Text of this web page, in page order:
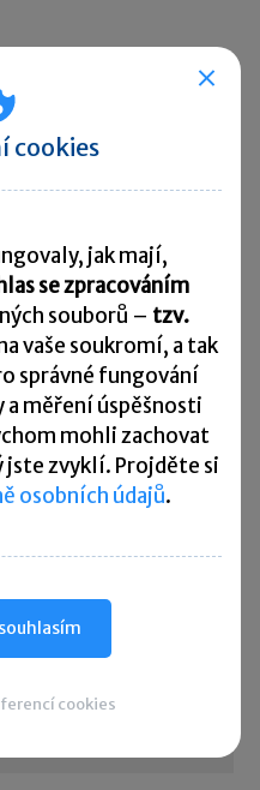
poměru – 1. díl
poměru – 2. díl
poměru – 3. díl
poměru – 4. díl
či účetní poradna. Je
čtenářů.
cookies
jak mají,
se zpracováním
souborů – tzv.
vaše soukromí, a tak
správné fungování
měření úspěšnosti
mohli zachovat
jste zvyklí. Projděte si
osobních údajů.
cookies